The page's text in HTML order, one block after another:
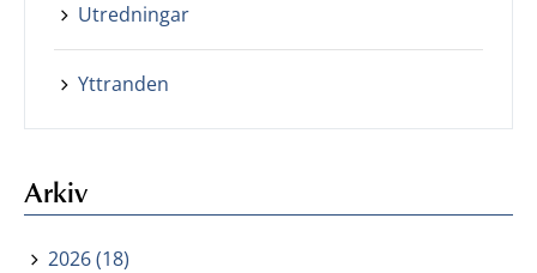
Utredningar
Yttranden
Arkiv
2026 (18)